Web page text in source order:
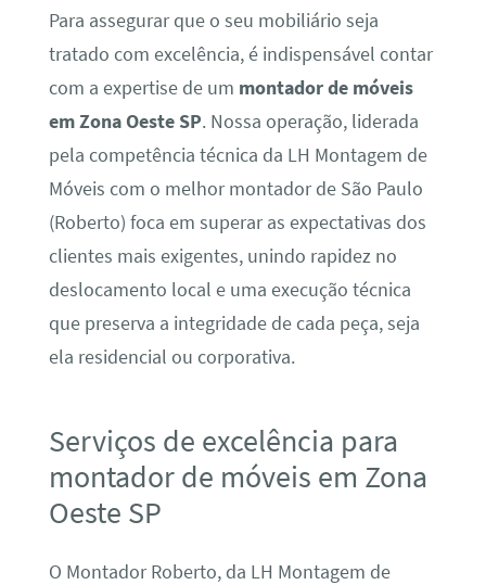
Para assegurar que o seu mobiliário seja
tratado com excelência, é indispensável contar
com a expertise de um montador de móveis
em Zona Oeste SP. Nossa operação, liderada
pela competência técnica da LH Montagem de
Móveis com o melhor montador de São Paulo
(Roberto) foca em superar as expectativas dos
clientes mais exigentes, unindo rapidez no
deslocamento local e uma execução técnica
que preserva a integridade de cada peça, seja
ela residencial ou corporativa.
Serviços de excelência para
montador de móveis em Zona
Oeste SP
O Montador Roberto, da LH Montagem de